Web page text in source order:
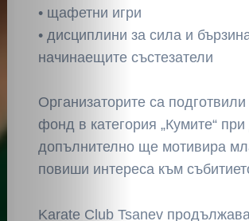
• щафетни игри
• дисциплини за сила и
начинаещите състезатели
Организаторите са
фонд в категория „Кумите“
допълнително ще мотивира
повиши интереса към
Karate Club Tsanev